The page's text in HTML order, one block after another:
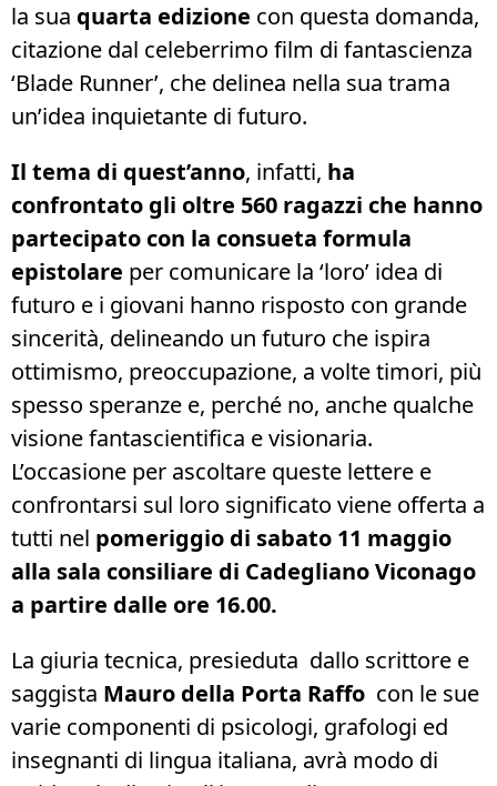
la sua quarta edizione con questa domanda,
citazione dal celeberrimo film di fantascienza
‘Blade Runner’, che delinea nella sua trama
un’idea inquietante di futuro.
Il tema di quest’anno, infatti, ha
confrontato gli oltre 560 ragazzi che hanno
partecipato con la consueta formula
epistolare per comunicare la ‘loro’ idea di
futuro e i giovani hanno risposto con grande
sincerità, delineando un futuro che ispira
ottimismo, preoccupazione, a volte timori, più
spesso speranze e, perché no, anche qualche
visione fantascientifica e visionaria.
L’occasione per ascoltare queste lettere e
confrontarsi sul loro significato viene offerta a
tutti nel pomeriggio di sabato 11 maggio
alla sala consiliare di Cadegliano Viconago
a partire dalle ore 16.00.
La giuria tecnica, presieduta dallo scrittore e
saggista Mauro della Porta Raffo con le sue
varie componenti di psicologi, grafologi ed
insegnanti di lingua italiana, avrà modo di